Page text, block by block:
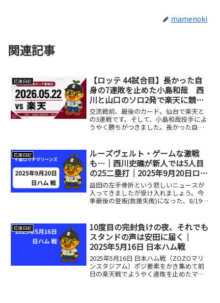
mamenoki
関連記事
応援日記
【ロッテ 44試合目】長かった自
身の7連敗を止めた小島和哉 西
川と山口のソロ2発で楽天に競り
勝つ
交流戦前、最後のカード。仙台で楽天と
の3連戦です。そして、小島和哉投手によ
うやく勝ちがつきました。長かった自身
しく、「10勝が見たい」「吉井監督に餞
を」と、小島さん...
応援日記
ルーズヴェルト・ゲームな激戦
も…｜西川史礁が新人では5人目
の25二塁打｜2025年9月20日ロッ
テ対日ハム
益田の左手骨折という悲しいニュースが
入ってきましたが受け入れましょう。今
季最後の登板(救援失敗)になった、8/19楽
ンズが3回までに4失点、上田希由翔の2ラ
ンで点差を縮...
応援日記
10度目の完封負けの夜、それでも
スタンドの声は安田に届く｜
2025年5月16日 日本ハム戦
2025年5月16日 日本ハム戦（ZOZOマリ
ンスタジアム）ポジ要素をかき集めて前
日の楽天戦でようやく連敗を止めたマリ